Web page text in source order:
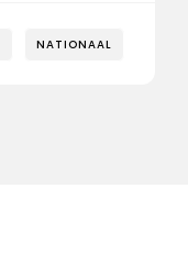
NATIONAAL